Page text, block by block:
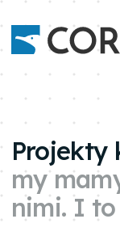
Projekty
my
nimi. I